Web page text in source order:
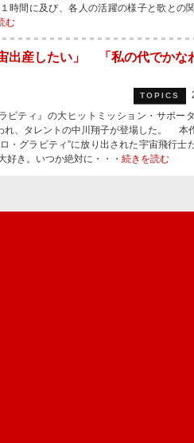
間に及び、各人の活躍の様子と歌との
む
出産したい」 「私の代でかな
TOPICS
ビティ』の大ヒットミッション・サポー
れ、タレントの中川翔子が登場した。 本
・グラビティ”に放り出された宇宙飛行士
き。いつか絶対に・・・ 続きを読む